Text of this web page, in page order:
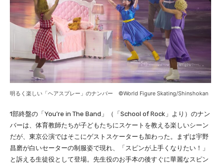
明るく楽しい「ヘアスプレー」のナンバー ©World Figure Skating/Shinshokan
1部終盤の「You’re in The Band」（「School of Rock」より）のナン
バーは、体育教師たちが子どもたちにスケートを教える楽しいシーン
だが、東京公演ではそこにゲストスケーターも加わった。まずは宇野
昌磨が白いセーターの制服姿で現れ、「スピンが上手くなりたい！」
と訴える生徒役として登場。先生役のお手本の後すぐに華麗なスピン